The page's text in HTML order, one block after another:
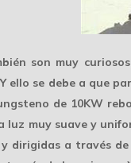
son muy
ello se debe a que
de 10KW
luz muy suave y
dirigidas a través